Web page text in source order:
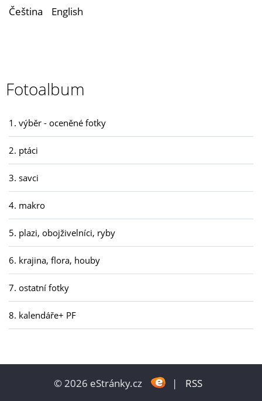
Čeština English
Fotoalbum
1. výběr - oceněné fotky
2. ptáci
3. savci
4. makro
5. plazi, obojživelníci, ryby
6. krajina, flora, houby
7. ostatní fotky
8. kalendáře+ PF
© 2026 eStránky.cz | RSS